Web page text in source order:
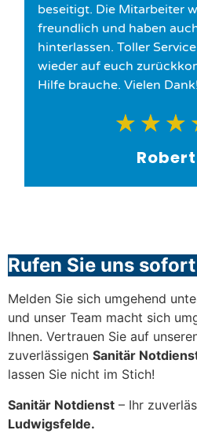
beseitigt. Die Mitarbeiter
freundlich und haben
hinterlassen. Toller
wieder auf euch
Hilfe brauche. Vielen
★ ★ ★
Robert
Rufen Sie uns
Melden Sie sich umgehend
und unser Team macht sich
Ihnen. Vertrauen Sie auf
zuverlässigen Sanitär
lassen Sie nicht im Stich!
Sanitär Notdienst – Ihr
Ludwigsfelde.